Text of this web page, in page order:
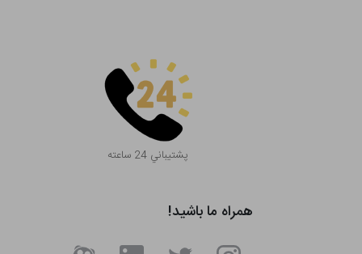
پشتيباني 24 ساعته
همراه ما باشید!